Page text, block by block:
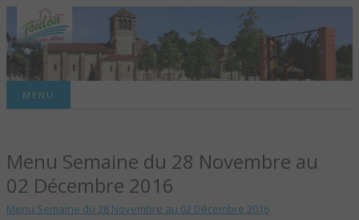
TOULON-SUR-
ALLIER – SITE
OFFICIEL DE LA
MENU
Menu Semaine du 28 Novembre au
02 Décembre 2016
Menu Semaine du 28 Novembre au 02 Décembre 2016